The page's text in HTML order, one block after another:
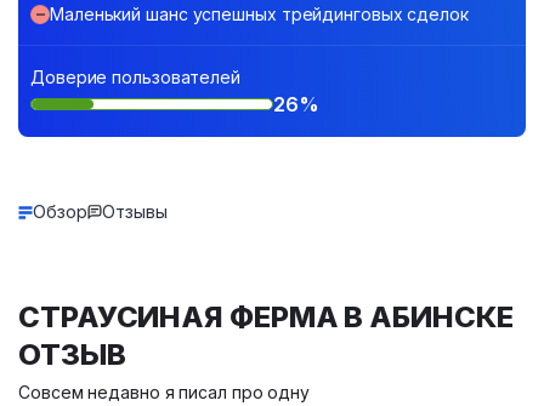
Маленький шанс успешных трейдинговых сделок
Доверие пользователей
26%
Обзор Отзывы
СТРАУСИНАЯ ФЕРМА В АБИНСКЕ
ОТЗЫВ
Совсем недавно я писал про одну